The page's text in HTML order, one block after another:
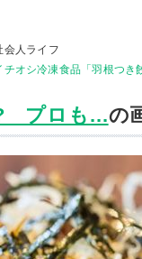
会人ライフ
オシ冷凍食品「羽根つ
プロも...の